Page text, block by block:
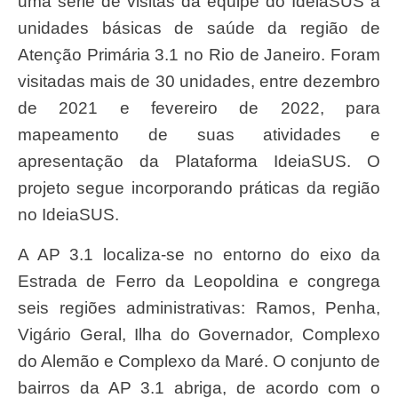
unidades básicas de saúde da região de
Atenção Primária 3.1 no Rio de Janeiro. Foram
visitadas mais de 30 unidades, entre dezembro
de 2021 e fevereiro de 2022, para
mapeamento de suas atividades e
apresentação da Plataforma IdeiaSUS. O
projeto segue incorporando práticas da região
no IdeiaSUS.
A AP 3.1 localiza-se no entorno do eixo da
Estrada de Ferro da Leopoldina e congrega
seis regiões administrativas: Ramos, Penha,
Vigário Geral, Ilha do Governador, Complexo
do Alemão e Complexo da Maré. O conjunto de
bairros da AP 3.1 abriga, de acordo com o